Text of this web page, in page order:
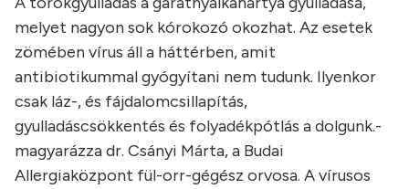
melyet nagyon sok kórokozó okozhat. Az esetek
zömében vírus áll a háttérben, amit
antibiotikummal gyógyítani nem tudunk. Ilyenkor
csak láz-, és fájdalomcsillapítás,
gyulladáscsökkentés és folyadékpótlás a dolgunk.-
magyarázza dr. Csányi Márta, a Budai
Allergiaközpont fül-orr-gégész orvosa. A vírusos